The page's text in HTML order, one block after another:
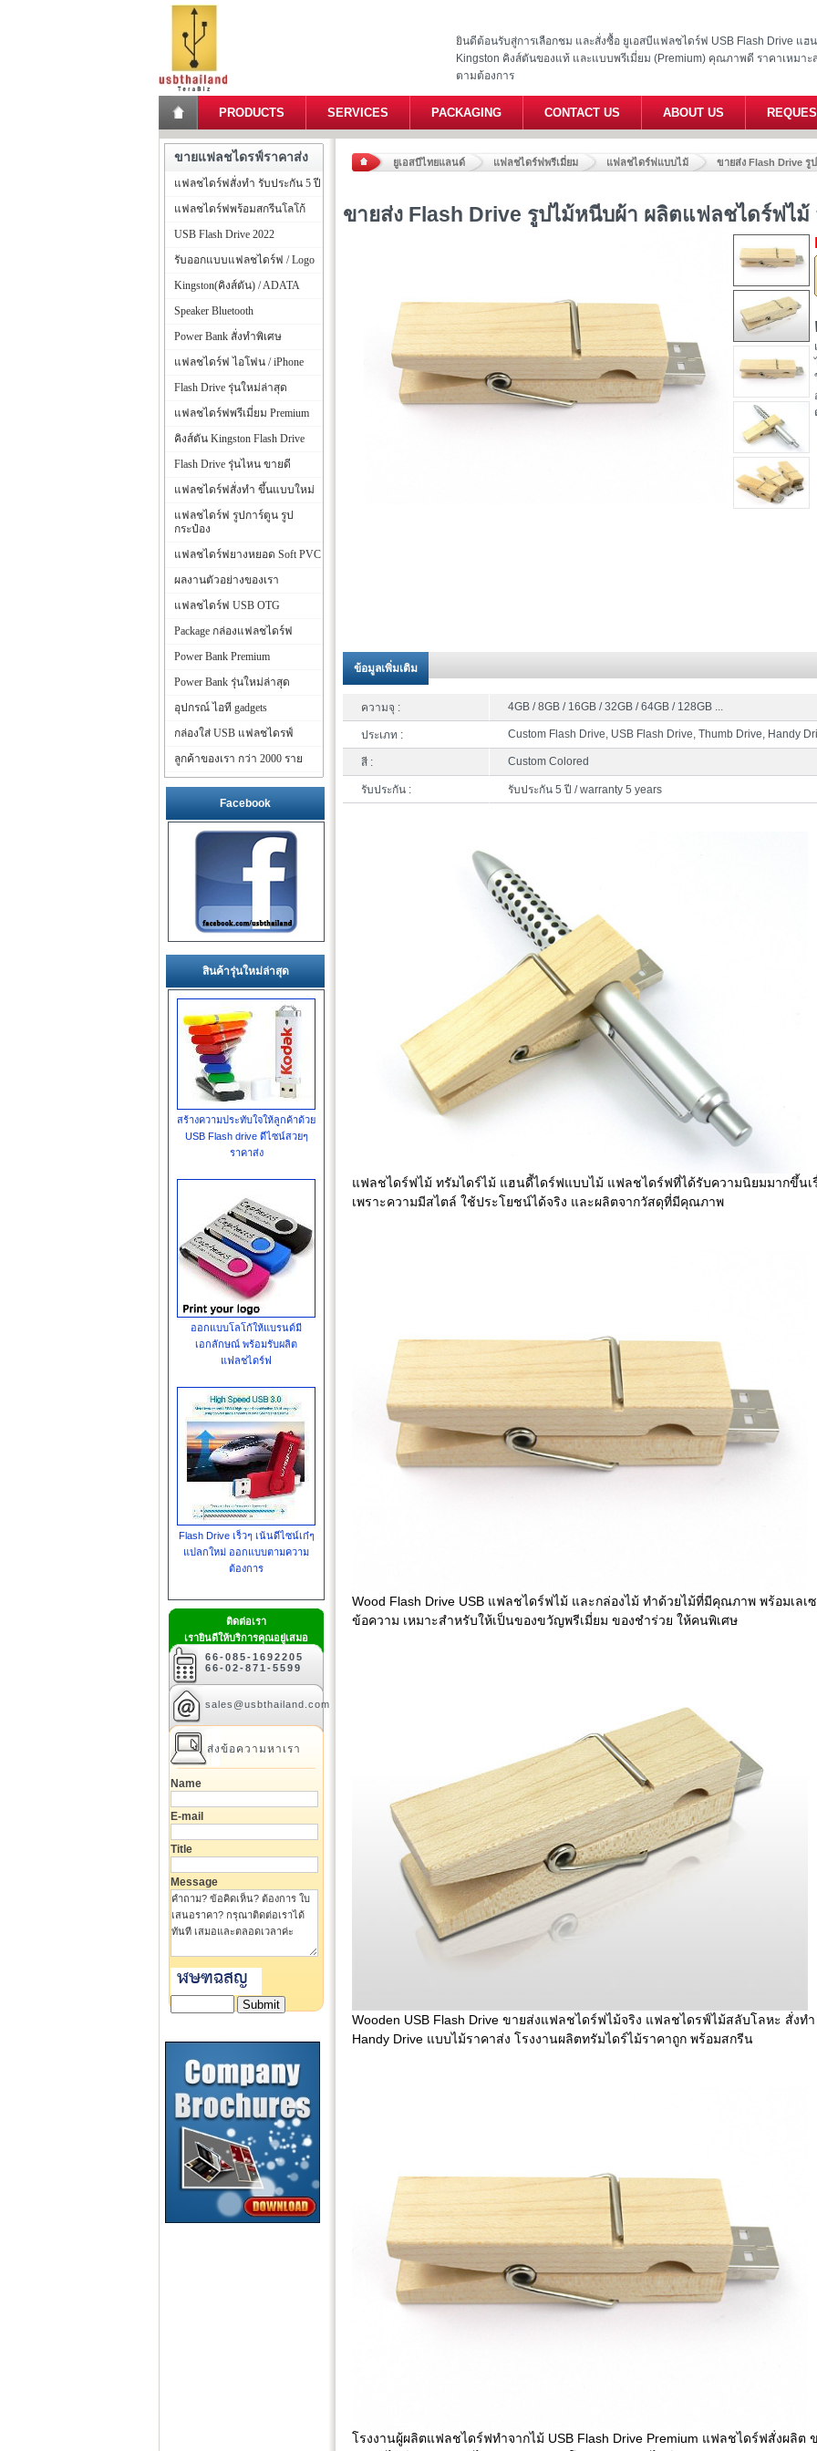
ยินดีต้อนรับสู่การเลือกชม และสั่งซื้อ ยูเอสบีแฟลชไดร์ฟ USB Flash Drive แฮ
Kingston คิงส์ตันของแท้ และแบบพรีเมี่ยม (Premium) คุณภาพดี ราคาเหมา
ตามต้องการ
PRODUCTS SERVICES PACKAGING CONTACT US ABOUT US
ยูเอสบีไทยแลนด์ แฟลชไดร์ฟพรีเมี่ยม แฟลชไดร์ฟแบบไม้ ขายส่ง Flash Drive รู
ขายส่ง Flash Drive รูปไม้หนีบผ้า ผลิตแฟลชไดร์ฟไม้
ข้อมูลเพิ่มเติม
ความจุ : 4GB / 8GB / 16GB / 32GB / 64GB / 128GB ...
ประเภท : Custom Flash Drive, USB Flash Drive, Thumb Drive, Handy
สี : Custom Colored
รับประกัน : รับประกัน 5 ปี / warranty 5 years
แฟลชไดร์ฟไม้ ทรัมไดร์ไม้ แฮนดี้ไดร์ฟแบบไม้ แฟลชไดร์ฟที่ได้รับความนิยมมากขึ้นเ
เพราะความมีสไตล์ ใช้ประโยชน์ได้จริง และผลิตจากวัสดุที่มีคุณภาพ
Wood Flash Drive USB แฟลชไดร์ฟไม้ และกล่องไม้ ทำด้วยไม้ที่มีคุณภาพ พร้อมเลเ
ข้อความ เหมาะสำหรับให้เป็นของขวัญพรีเมี่ยม ของชำร่วย ให้คนพิเศษ
Wooden USB Flash Drive ขายส่งแฟลชไดร์ฟไม้จริง แฟลชไดรฟ์ไม้สลับโลหะ สั่งทำ
Handy Drive แบบไม้ราคาส่ง โรงงานผลิตทรัมไดร์ไม้ราคาถูก พร้อมสกรีน
โรงงานผู้ผลิตแฟลชไดร์ฟทำจากไม้ USB Flash Drive Premium แฟลชไดร์ฟสั่งผลิต
ขายแฟลชไดรฟ์ราคาส่ง
แฟลชไดร์ฟสั่งทำ รับประกัน 5 ปี
แฟลชไดร์ฟพร้อมสกรีนโลโก้
USB Flash Drive 2022
รับออกแบบแฟลชไดร์ฟ / Logo
Kingston(คิงส์ตัน) / ADATA
Speaker Bluetooth
Power Bank สั่งทำพิเศษ
แฟลชไดร์ฟ ไอโฟน / iPhone
Flash Drive รุ่นใหม่ล่าสุด
แฟลชไดร์ฟพรีเมี่ยม Premium
คิงส์ตัน Kingston Flash Drive
Flash Drive รุ่นไหน ขายดี
แฟลชไดร์ฟสั่งทำ ขึ้นแบบใหม่
แฟลชไดร์ฟ รูปการ์ตูน รูป
กระป๋อง
แฟลชไดร์ฟยางหยอด Soft PVC
ผลงานตัวอย่างของเรา
แฟลชไดร์ฟ USB OTG
Package กล่องแฟลชไดร์ฟ
Power Bank Premium
Power Bank รุ่นใหม่ล่าสุด
อุปกรณ์ ไอที gadgets
กล่องใส่ USB แฟลชไดรฟ์
ลูกค้าของเรา กว่า 2000 ราย
Facebook
สินค้ารุ่นใหม่ล่าสุด
สร้างความประทับใจให้ลูกค้าด้วย
USB Flash drive ดีไซน์สวยๆ
ราคาส่ง
ออกแบบโลโก้ให้แบรนด์มี
เอกลักษณ์ พร้อมรับผลิต
แฟลชไดร์ฟ
Flash Drive เร็วๆ เน้นดีไซน์เก๋ๆ
แปลกใหม่ ออกแบบตามความ
ต้องการ
ติดต่อเรา
เรายินดีให้บริการคุณอยู่เสมอ
66-085-1692205
66-02-871-5599
sales@usbthailand.com
ส่งข้อความหาเรา
Name
E-mail
Title
Message